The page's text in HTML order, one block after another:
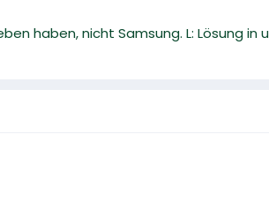
haben, nicht Samsung. L: Lösung in